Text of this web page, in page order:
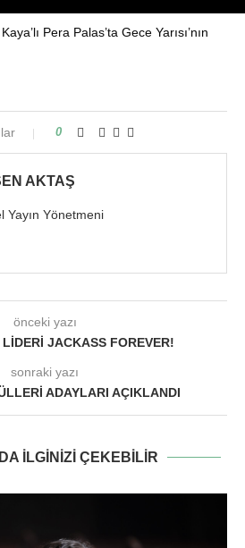
Pera Palas’ta Gece Yarısı’nın
0
AKTAŞ
Yayın Yönetmeni
önceki yazı
JACKASS FOREVER!
sonraki yazı
ADAYLARI AÇIKLANDI
ILGINIZI ÇEKEBILIR